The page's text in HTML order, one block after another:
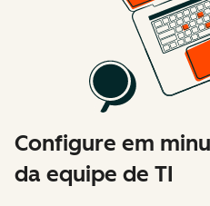
Configure em
da equipe de TI